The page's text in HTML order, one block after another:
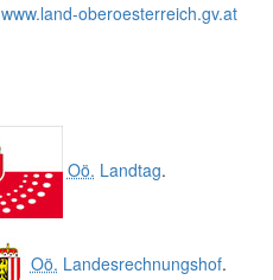
www.land-oberoesterreich.gv.at
Oö. Landtag.
Oö. Landesrechnungshof.